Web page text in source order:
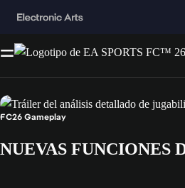
FC26 Gameplay
NUEVAS FUNCIONES